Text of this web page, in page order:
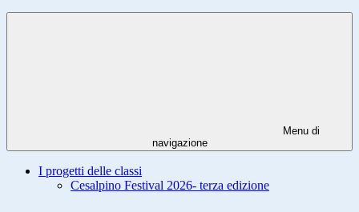
Menu di
navigazione
I progetti delle classi
Cesalpino Festival 2026- terza edizione